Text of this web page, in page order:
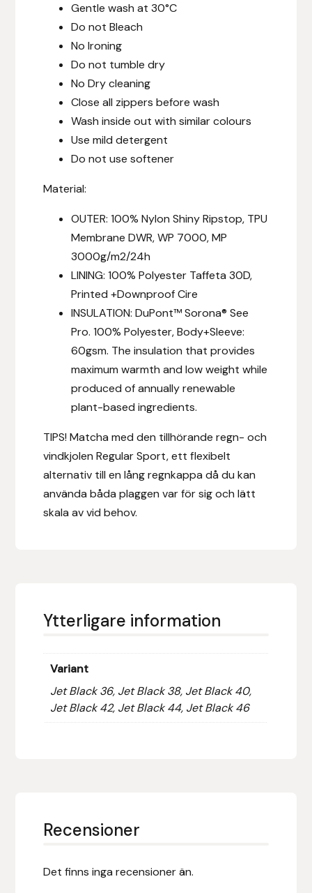
Gentle wash at 30°C
Do not Bleach
No Ironing
Do not tumble dry
No Dry cleaning
Close all zippers before wash
Wash inside out with similar colours
Use mild detergent
Do not use softener
Material:
OUTER: 100% Nylon Shiny Ripstop, TPU
Membrane DWR, WP 7000, MP
3000g/m2/24h
LINING: 100% Polyester Taffeta 30D,
Printed +Downproof Cire
INSULATION: DuPont™ Sorona® See
Pro. 100% Polyester, Body+Sleeve:
60gsm. The insulation that provides
maximum warmth and low weight while
produced of annually renewable
plant-based ingredients.
TIPS! Matcha med den tillhörande regn- och
vindkjolen Regular Sport, ett flexibelt
alternativ till en lång regnkappa då du kan
använda båda plaggen var för sig och lätt
skala av vid behov.
Ytterligare information
Variant
Jet Black 36, Jet Black 38, Jet Black 40,
Jet Black 42, Jet Black 44, Jet Black 46
Recensioner
Det finns inga recensioner än.
J&S Saddlery
Källquist Equestrian
Ky Rotary Bit
Lenanders Grafiska
Metalab
Mias Ridsport
Natur & Kultur bokförlag